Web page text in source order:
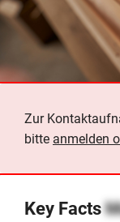
Zur
bitte anmelden
Key Facts